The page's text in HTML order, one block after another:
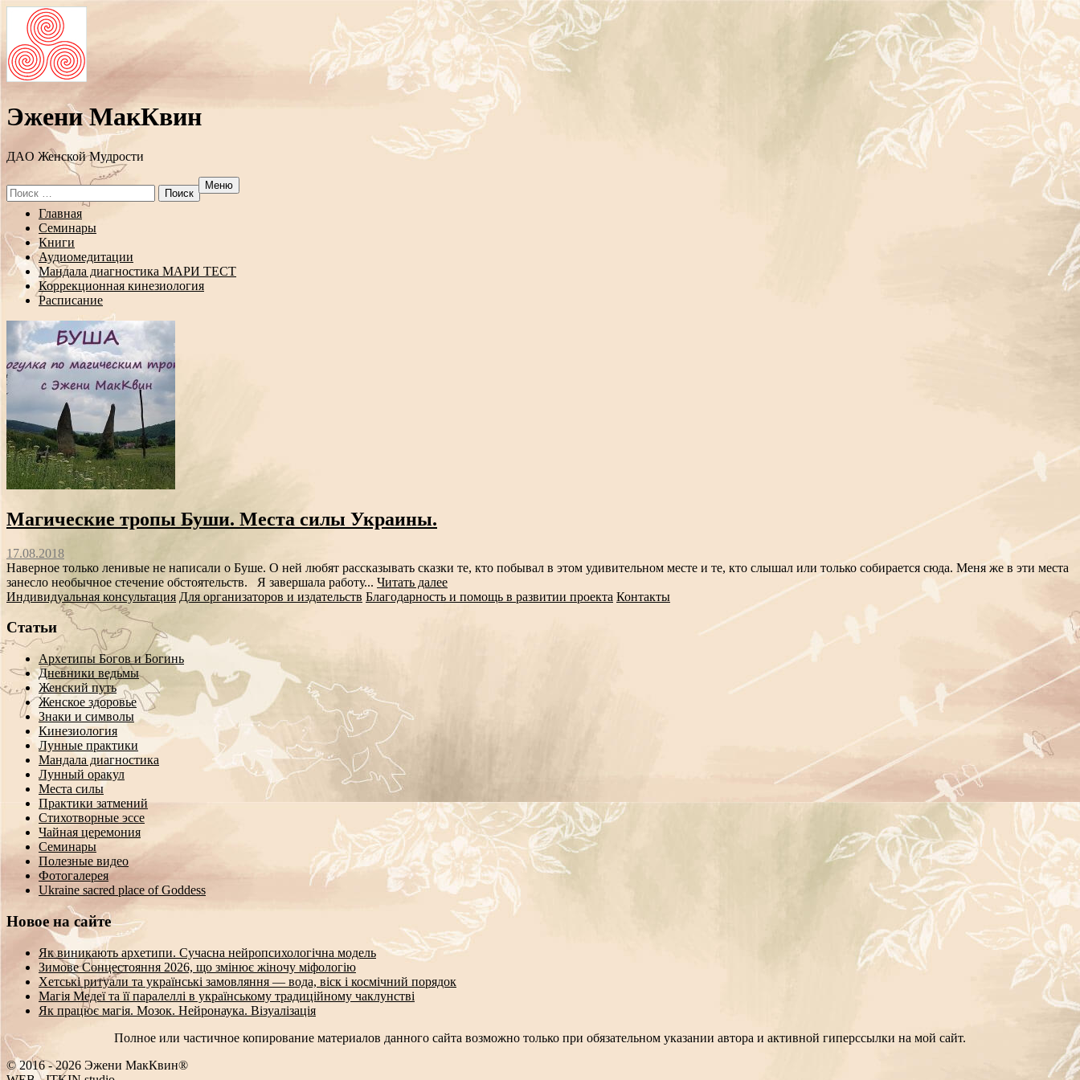
Эжени МакКвин
ДAO Женской Мудрости
Search
for:
Меню
Перейти
содержанию
Главная
Семинары
Книги
Аудиомедитации
Мандала диагностика МАРИ ТЕСТ
Коррекционная кинезиология
Расписание
Магические тропы Буши. Места силы Украины.
17.08.2018
Наверное только ленивые не написали о Буше. О ней любят рассказывать сказки те, кто побывал в этом удивительном месте и те, кто слышал или только собирается сюда. Меня же в эти места
занесло необычное стечение обстоятельств. Я завершала работу... Читать далее
Индивидуальная консультация Для организаторов и издательств Благодарность и помощь в развитии проекта Контакты
Статьи
Архетипы Богов и Богинь
Дневники ведьмы
Женский путь
Женское здоровье
Знаки и символы
Кинезиология
Лунные практики
Мандала диагностика
Лунный оракул
Места силы
Практики затмений
Стихотворные эссе
Чайная церемония
Семинары
Полезные видео
Фотогалерея
Ukraine sacred place of Goddess
Новое на сайте
Як виникають архетипи. Сучасна нейропсихологічна модель
Зимове Сонцестояння 2026, що змінює жіночу міфологію
Хетські ритуали та українські замовляння — вода, віск і космічний порядок
Магія Медеї та її паралеллі в українському традиційному чаклунстві
Як працює магія. Мозок. Нейронаука. Візуалізація
Полное или частичное копирование материалов данного сайта возможно только при обязательном указании автора и активной гиперссылки на мой сайт.
© 2016 - 2026 Эжени МакКвин®